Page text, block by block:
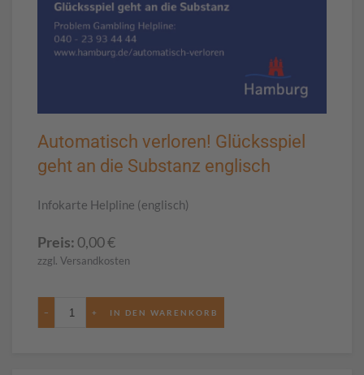
Automatisch verloren! Glücksspiel
geht an die Substanz englisch
Infokarte Helpline (englisch)
Preis: 0,00€
zzgl. Versandkosten
− +